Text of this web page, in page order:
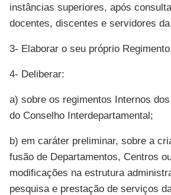
instâncias superiores, após
docentes, discentes e servidores
3- Elaborar o seu próprio
4- Deliberar:
a) sobre os regimentos Internos
do Conselho Interdepartamental;
b) em caráter preliminar, sobre a
fusão de Departamentos, Centros
modificações na estrutura
pesquisa e prestação de serviços